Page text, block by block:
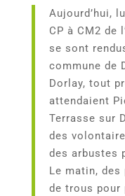
Aujourd’hui,
CP à CM2 de
se sont
commune de
Dorlay, tout
attendaient
Terrasse sur
des
des arbustes
Le matin,
de trous